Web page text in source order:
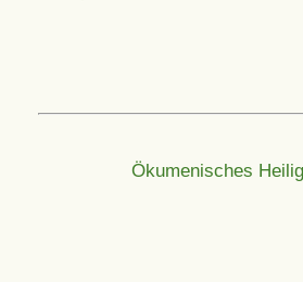
Ökumenisches